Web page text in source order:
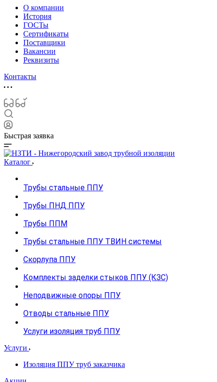
О компании
История
ГОСТы
Сертификаты
Поставщики
Вакансии
Реквизиты
Контакты
Быстрая заявка
Каталог
Трубы стальные ППУ
Трубы ПНД ППУ
Трубы ППМ
Трубы стальные ППУ ТВИН системы
Скорлупа ППУ
Комплекты заделки стыков ППУ (КЗС)
Неподвижные опоры ППУ
Отводы стальные ППУ
Услуги изоляция труб ППУ
Услуги
Изоляция ППУ труб заказчика